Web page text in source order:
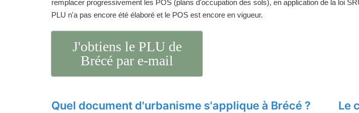
remplacer progressivement les POS (plans d'occupation des sols), en application de la loi
PLU n'a pas encore été élaboré et le POS est encore en vigueur.
J'obtiens le PLU de
Brécé par e-mail
Quel document d'urbanisme s'applique à Brécé ? Le